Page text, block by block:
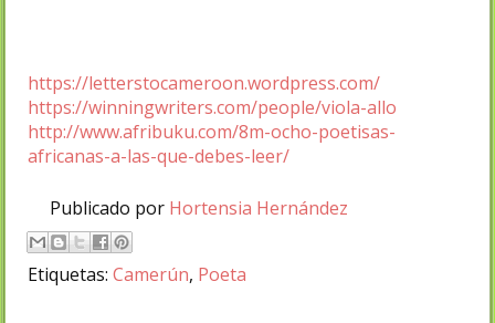
https://letterstocameroon.wordpress.com/
https://winningwriters.com/people/viola-allo
http://www.afribuku.com/8m-ocho-poetisas-
africanas-a-las-que-debes-leer/
Publicado por Hortensia Hernández
Etiquetas: Camerún, Poeta